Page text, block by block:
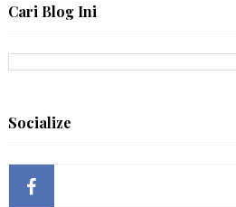
Cari Blog Ini
Socialize